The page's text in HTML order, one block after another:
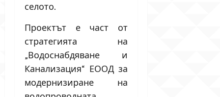
селото.
Проектът е част от
стратегията на
„Водоснабдяване и
Канализация“ ЕООД за
модернизиране на